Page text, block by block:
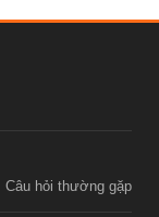
Câu hỏi thường gặp